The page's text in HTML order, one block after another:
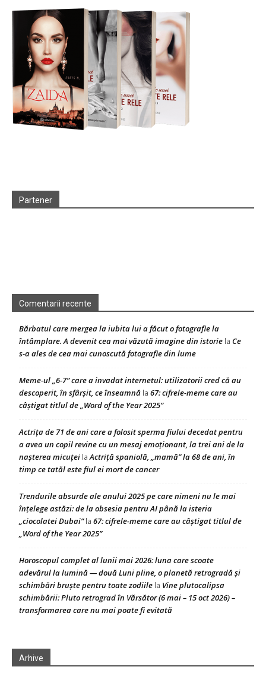
Partener
Comentarii recente
Bărbatul care mergea la iubita lui a făcut o fotografie la
întâmplare. A devenit cea mai văzută imagine din istorie la Ce
s-a ales de cea mai cunoscută fotografie din lume
Meme-ul „6-7” care a invadat internetul: utilizatorii cred că au
descoperit, în sfârșit, ce înseamnă la 67: cifrele-meme care au
câștigat titlul de „Word of the Year 2025”
Actrița de 71 de ani care a folosit sperma fiului decedat pentru
a avea un copil revine cu un mesaj emoționant, la trei ani de la
nașterea micuței laActriță spaniolă, „mamă” la 68 de ani, în
timp ce tatăl este fiul ei mort de cancer
Trendurile absurde ale anului 2025 pe care nimeni nu le mai
înțelege astăzi: de la obsesia pentru AI până la isteria
„ciocolatei Dubai”la 67: cifrele-meme care au câștigat titlul de
„Word of the Year 2025”
Horoscopul complet al lunii mai 2026: luna care scoate
adevărul la lumină — două Luni pline, o planetă retrogradă și
schimbări bruște pentru toate zodiile la Vine plutocalipsa
schimbării: Pluto retrograd în Vărsător (6 mai – 15 oct 2026) –
transformarea care nu mai poate fi evitată
Arhive